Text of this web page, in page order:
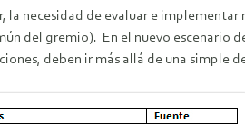
necesidad de evaluar e
del gremio). En el nuevo escenario
deben ir más allá de una simple